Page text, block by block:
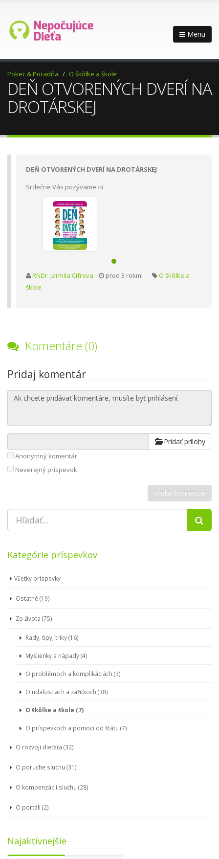
Menu
Pokec & Poradňa O škôlke a škole
DEŇ OTVORENÝCH DVERÍ NA
DROTÁRSKEJ
DEŇ OTVORENÝCH DVERÍ NA DROTÁRSKEJ
Srdečne Vás pozývame :-)
RNDr. Jarmila Cifrova pred 3 rokmi
O škôlke a
škole
Komentáre (0)
Pridaj komentár
Pridať prílohy
Anonymný komentár
Neverejný príspevok
Kategórie príspevkov
Všetky príspevky
Ostatné (19)
Zo života (75)
Rady, tipy, triky (16)
Myšlienky a nápady (4)
O problémoch a komplikáciách (3)
O udalostiach a zážitkoch (38)
O škôlke a škole (7)
O príspevkoch a pomoci od štátu (7)
O rozvoji dieťaťa (32)
O poruche sluchu (31)
O kompenzácií sluchu (28)
O portáli (2)
Najaktívnejšie